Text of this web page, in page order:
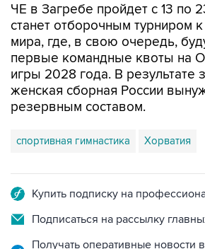
ЧЕ в Загребе пройдет с 13 по
станет отборочным турниром
мира, где, в свою очередь,
первые командные квоты на
игры 2028 года. В результате
женская сборная России
резервным составом.
спортивная гимнастика Хорватия
Купить подписку на
Подписаться на рассылку
Получать оперативные новости